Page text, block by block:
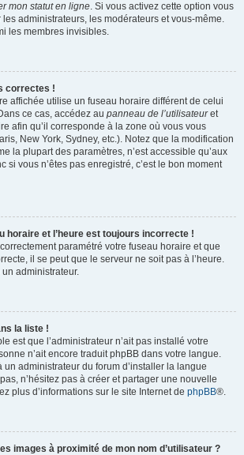
mon statut en ligne. Si vous activez cette option vous
administrateurs, les modérateurs et vous-même.
les membres invisibles.
correctes !
affichée utilise un fuseau horaire différent de celui
ce cas, accédez au panneau de l’utilisateuret
afin qu’il corresponde à la zone où vous vous
New York, Sydney, etc.). Notez que la modification
la plupart des paramètres, n’est accessible qu’aux
si vous n’êtes pas enregistré, c’est le bon moment
horaire et l’heure est toujours incorrecte !
paramétré votre fuseau horaire et que
il se peut que le serveur ne soit pas à l’heure.
administrateur.
la liste !
est que l’administrateur n’ait pas installé votre
n’ait encore traduit phpBB dans votre langue.
un administrateur du forum d’installer la langue
n’hésitez pas à créer et partager une nouvelle
plus d’informations sur le site Internet de phpBB®.
images à proximité de mon nom d’utilisateur ?